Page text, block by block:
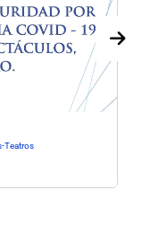
Teatros